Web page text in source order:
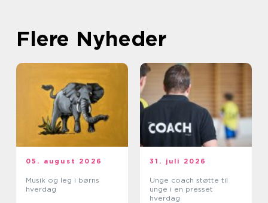
Flere Nyheder
05. august 2026
Musik og leg i børns
hverdag
31. juli 2026
Unge coach støtte til
unge i en presset
hverdag